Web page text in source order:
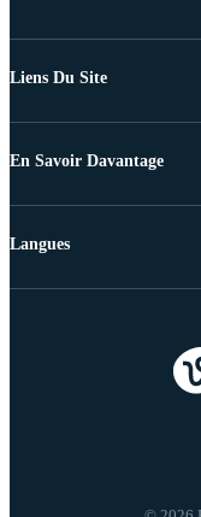
Liens Du Site
En Savoir Davantage
Langues